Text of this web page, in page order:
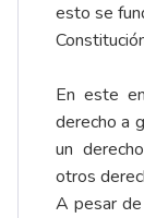
esto se
En este
derecho a
un
otros
A pesar